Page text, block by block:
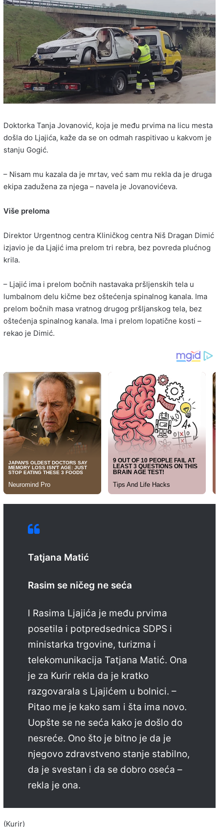
Doktorka Tanja Jovanović, koja je među prvima na licu mesta
došla do Ljajića, kaže da se on odmah raspitivao u kakvom je
stanju Gogić.
– Nisam mu kazala da je mrtav, već sam mu rekla da je druga
ekipa zadužena za njega – navela je Jovanovićeva.
Više preloma
Direktor Urgentnog centra Kliničkog centra Niš Dragan Dimić
izjavio je da Ljajić ima prelom tri rebra, bez povreda plućnog
krila.
– Ljajić ima i prelom bočnih nastavaka pršljenskih tela u
lumbalnom delu kičme bez oštećenja spinalnog kanala. Ima
prelom bočnih masa vratnog drugog pršljanskog tela, bez
oštećenja spinalnog kanala. Ima i prelom lopatične kosti –
rekao je Dimić.
Tatjana Matić
Rasim se ničeg ne seća
l Rasima Ljajića je među prvima
posetila i potpredsednica SDPS i
ministarka trgovine, turizma i
telekomunikacija Tatjana Matić. Ona
je za Kurir rekla da je kratko
razgovarala s Ljajićem u bolnici. –
Pitao me je kako sam i šta ima novo.
Uopšte se ne seća kako je došlo do
nesreće. Ono što je bitno je da je
njegovo zdravstveno stanje stabilno,
da je svestan i da se dobro oseća –
rekla je ona.
(Kurir)